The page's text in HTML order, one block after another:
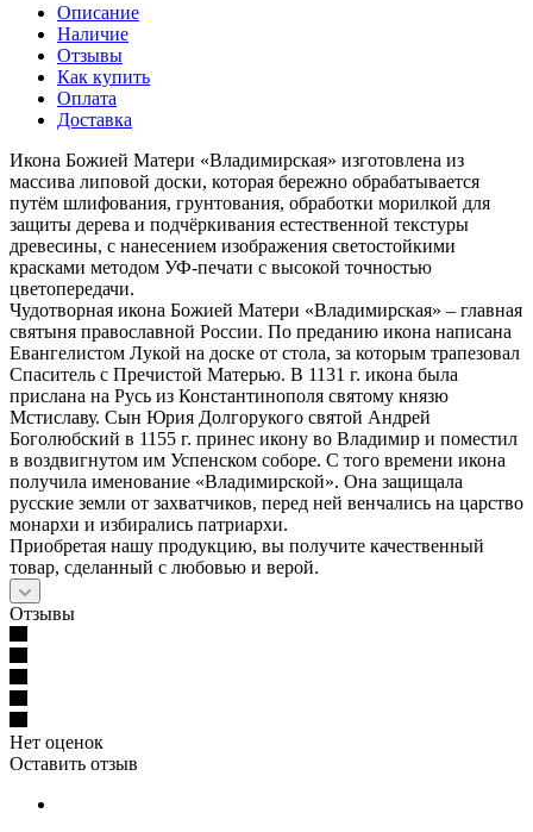
Описание
Наличие
Отзывы
Как купить
Оплата
Доставка
Икона Божией Матери «Владимирская» изготовлена из
массива липовой доски, которая бережно обрабатывается
путём шлифования, грунтования, обработки морилкой для
защиты дерева и подчёркивания естественной текстуры
древесины, с нанесением изображения светостойкими
красками методом УФ-печати с высокой точностью
цветопередачи.
Чудотворная икона Божией Матери «Владимирская» – главная
святыня православной России. По преданию икона написана
Евангелистом Лукой на доске от стола, за которым трапезовал
Спаситель с Пречистой Матерью. В 1131 г. икона была
прислана на Русь из Константинополя святому князю
Мстиславу. Сын Юрия Долгорукого святой Андрей
Боголюбский в 1155 г. принес икону во Владимир и поместил
в воздвигнутом им Успенском соборе. С того времени икона
получила именование «Владимирской». Она защищала
русские земли от захватчиков, перед ней венчались на царство
монархи и избирались патриархи.
Приобретая нашу продукцию, вы получите качественный
товар, сделанный с любовью и верой.
Отзывы
Нет оценок
Оставить отзыв